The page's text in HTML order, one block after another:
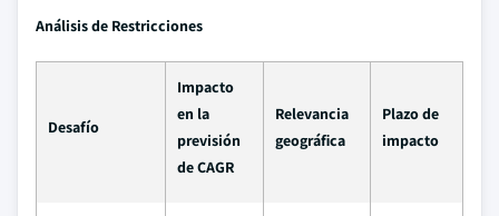
Análisis de Restricciones
Desafío
Impacto
en la
previsión
de CAGR
Relevancia
geográfica
Plazo de
impacto